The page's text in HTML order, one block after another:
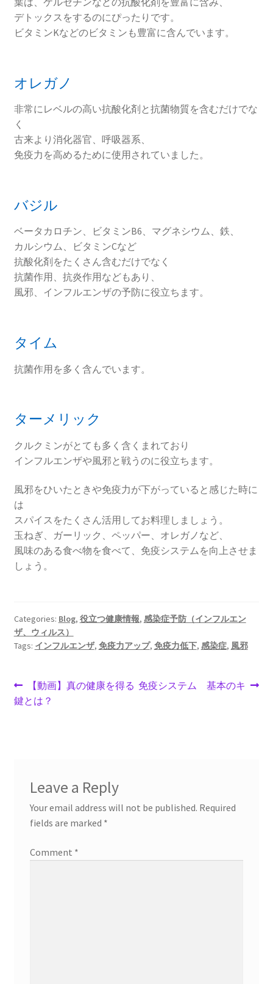
デトックスをするのにぴったりです。
ビタミンKなどのビタミンも豊富に含んでいます。
オレガノ
非常にレベルの高い抗酸化剤と抗菌物質を含むだけでな
く
古来より消化器官、呼吸器系、
免疫力を高めるために使用されていました。
バジル
ベータカロチン、ビタミンB6、マグネシウム、鉄、
カルシウム、ビタミンCなど
抗酸化剤をたくさん含むだけでなく
抗菌作用、抗炎作用などもあり、
風邪、インフルエンザの予防に役立ちます。
タイム
抗菌作用を多く含んでいます。
ターメリック
クルクミンがとても多く含くまれており
インフルエンザや風邪と戦うのに役立ちます。
風邪をひいたときや免疫力が下がっていると感じた時に
は
スパイスをたくさん活用してお料理しましょう。
玉ねぎ、ガーリック、ペッパー、オレガノなど、
風味のある食べ物を食べて、免疫システムを向上させま
しょう。
Categories: Blog, 役立つ健康情報, 感染症予防（インフルエン
ザ、ウィルス）
Tags: インフルエンザ, 免疫力アップ, 免疫力低下, 感染症, 風邪
Post
navigation
Previous
post:
【動画】真の健康を得る
鍵とは？
Next
免疫システム 基本のキ
Leave a Reply
Your email address will not be published. Required
fields are marked *
Comment *